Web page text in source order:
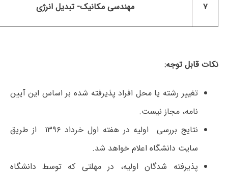
۷ مهندسی مکانیک- تبدیل انرژی
نکات قابل توجه:
تغییر رشته یا محل افراد پذیرفته شده بر اساس این آیین
نامه، مجاز نیست.
نتایج بررسی اولیه در هفته اول خرداد ۱۳۹۶ از طریق
سایت دانشگاه اعلام خواهد شد.
پذیرفته شدگان اولیه، در مهلتی که توسط دانشگاه